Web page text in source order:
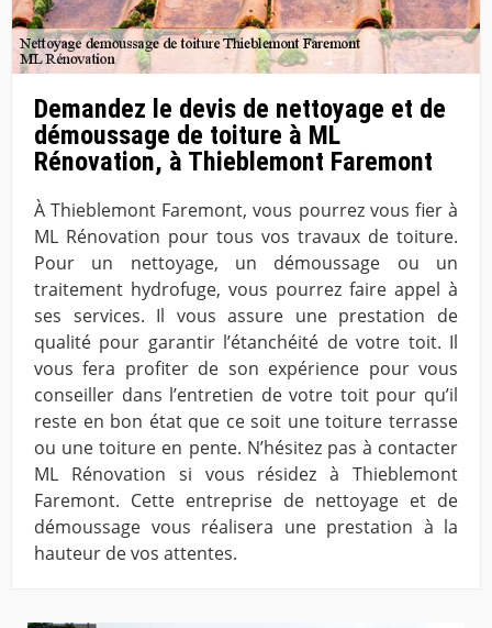
Demandez le devis de nettoyage et de
démoussage de toiture à ML
Rénovation, à Thieblemont Faremont
À Thieblemont Faremont, vous pourrez vous fier à
ML Rénovation pour tous vos travaux de toiture.
Pour un nettoyage, un démoussage ou un
traitement hydrofuge, vous pourrez faire appel à
ses services. Il vous assure une prestation de
qualité pour garantir l’étanchéité de votre toit. Il
vous fera profiter de son expérience pour vous
conseiller dans l’entretien de votre toit pour qu’il
reste en bon état que ce soit une toiture terrasse
ou une toiture en pente. N’hésitez pas à contacter
ML Rénovation si vous résidez à Thieblemont
Faremont. Cette entreprise de nettoyage et de
démoussage vous réalisera une prestation à la
hauteur de vos attentes.